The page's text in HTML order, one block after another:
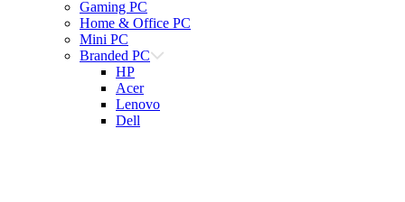
Gaming PC
Home & Office PC
Mini PC
Branded PC
HP
Acer
Lenovo
Dell